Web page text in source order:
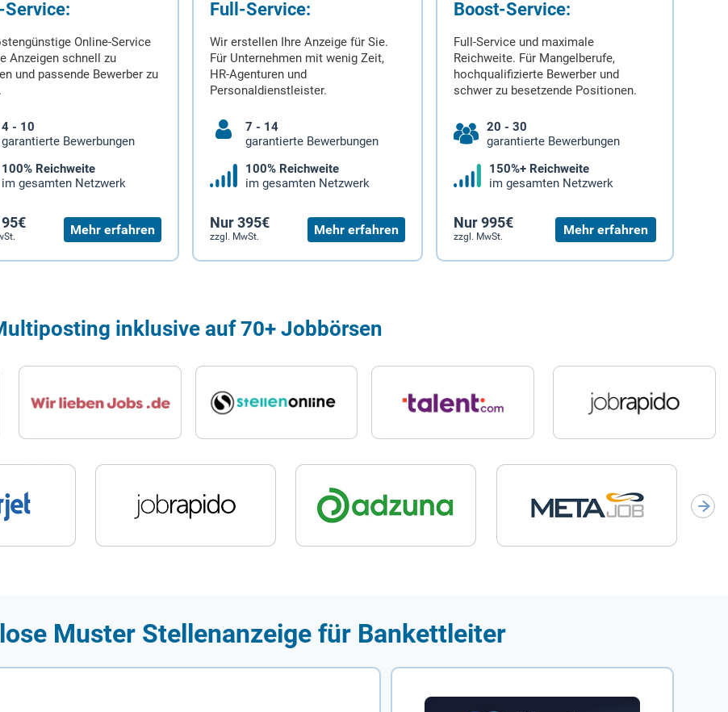
Online-Service
Anzeigen schnell zu
und passende Bewerber zu
4 - 10
garantierte Bewerbungen
100% Reichweite
im gesamten Netzwerk
Mehr erfahren
Full-Service:
Wir erstellen Ihre Anzeige für Sie.
Für Unternehmen mit wenig Zeit,
HR-Agenturen und
Personaldienstleister.
7 - 14
garantierte Bewerbungen
100% Reichweite
im gesamten Netzwerk
Nur 395€
zzgl. MwSt. Mehr erfahren
Boost-Service:
Full-Service und maximale
Reichweite. Für Mangelberufe,
hochqualifizierte Bewerber und
schwer zu besetzende Positionen.
20 - 30
garantierte Bewerbungen
150%+ Reichweite
im gesamten Netzwerk
Nur 995€
zzgl. MwSt. Mehr erfahren
inklusive auf 70+ Jobbörsen
Muster Stellenanzeige für Bankettleiter